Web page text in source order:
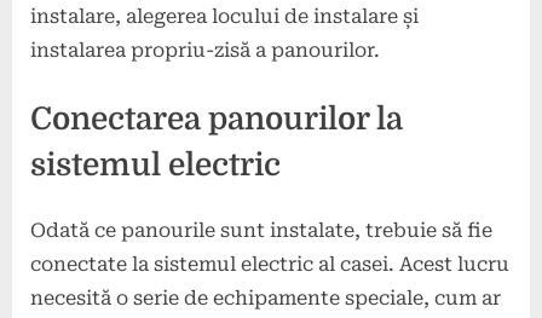
instalare, alegerea locului de instalare și
instalarea propriu-zisă a panourilor.
Conectarea panourilor la
sistemul electric
Odată ce panourile sunt instalate, trebuie să fie
conectate la sistemul electric al casei. Acest lucru
necesită o serie de echipamente speciale, cum ar